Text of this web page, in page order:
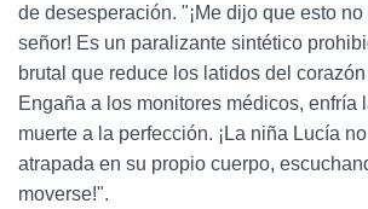
de desesperación. "¡Me dijo que esto
señor! Es un paralizante sintético
brutal que reduce los latidos del
Engaña a los monitores médicos, enfría
muerte a la perfección. ¡La niña Lucía
atrapada en su propio cuerpo,
moverse!".